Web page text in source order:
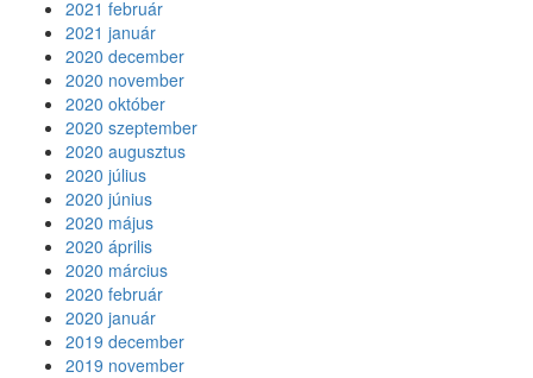
2021 február
2021 január
2020 december
2020 november
2020 október
2020 szeptember
2020 augusztus
2020 július
2020 június
2020 május
2020 április
2020 március
2020 február
2020 január
2019 december
2019 november